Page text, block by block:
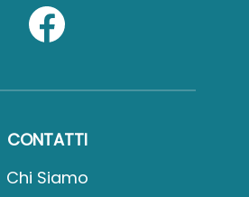
CONTATTI
Chi Siamo